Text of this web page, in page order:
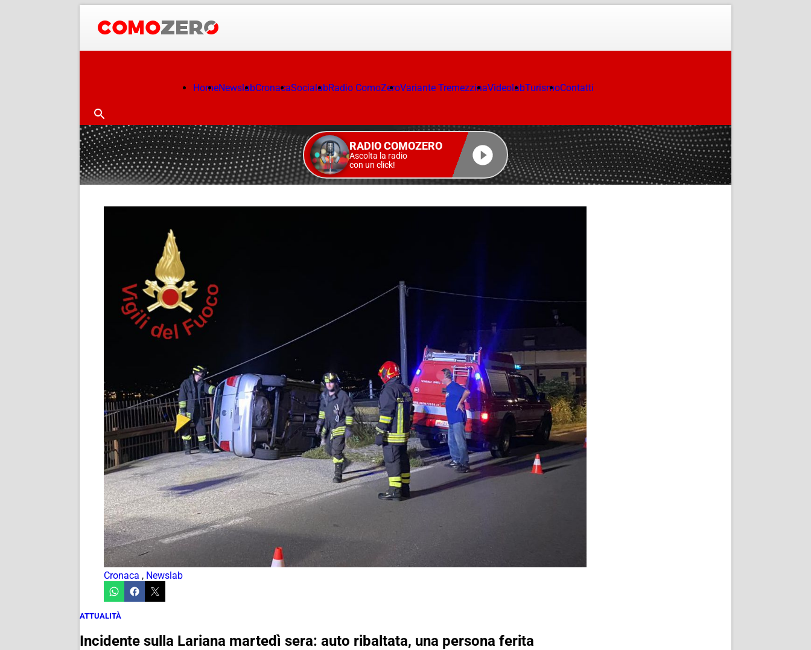
HomeNewslabCronacaSocialabRadio ComoZeroVariante TremezzinaVideolabTurismoContatti
RADIO COMOZERO
Ascolta la radio
con un click!
Cronaca , Newslab
ATTUALITÀ
Incidente sulla Lariana martedì sera: auto ribaltata, una persona ferita